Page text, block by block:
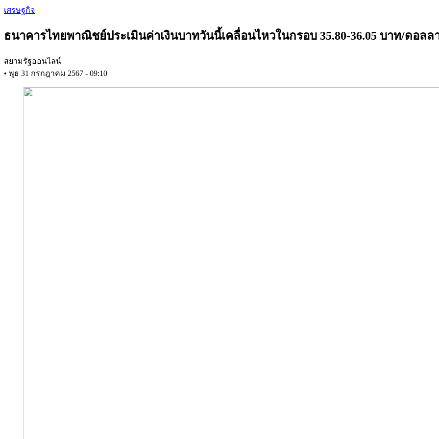
Skip
content
เศรษฐกิจ
ธนาคารไทยพาณิชย์ประเมินค่าเงินบาทวันนี้เคลื่อนไหวในกรอบ 35.80-36.05 บาท/ดอลล
สยามรัฐออนไลน์
• พุธ 31 กรกฎาคม 2567 - 09:10